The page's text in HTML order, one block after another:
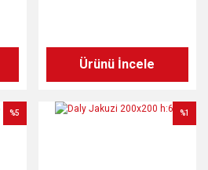
Ürünü İncele
%5 %1